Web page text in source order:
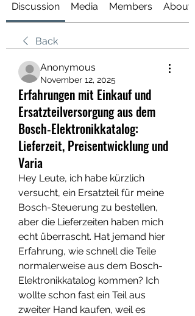
Discussion Media Members About
Back
Anonymous
November 12, 2025
Erfahrungen mit Einkauf und
Ersatzteilversorgung aus dem
Bosch‑Elektronikkatalog:
Lieferzeit, Preisentwicklung und
Varia
Hey Leute, ich habe kürzlich
versucht, ein Ersatzteil für meine
Bosch-Steuerung zu bestellen,
aber die Lieferzeiten haben mich
echt überrascht. Hat jemand hier
Erfahrung, wie schnell die Teile
normalerweise aus dem Bosch-
Elektronikkatalog kommen? Ich
wollte schon fast ein Teil aus
zweiter Hand kaufen, weil es